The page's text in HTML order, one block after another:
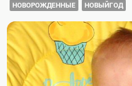
НОВОРОЖДЕННЫЕ НОВЫЙГОД